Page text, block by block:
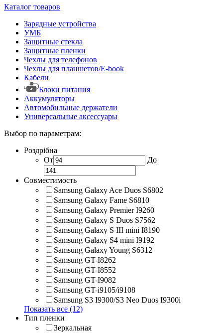
Каталог товаров
Зарядные устройства
УМБ
Защитные стекла
Защитные пленки
Чехлы для телефонов
Чехлы для планшетов/E-book
Кабели
Блоки питания
Аккумуляторы
Автомобильные держатели
Универсальные аксессуары
Выбор по параметрам:
Роздрібна
От
До
Совместимость
Samsung Galaxy Ace Duos S6802
Samsung Galaxy Fame S6810
Samsung Galaxy Premier I9260
Samsung Galaxy S Duos S7562
Samsung Galaxy S III mini I8190
Samsung Galaxy S4 mini I9192
Samsung Galaxy Young S6312
Samsung GT-I8262
Samsung GT-I8552
Samsung GT-I9082
Samsung GT-i9105/i9108
Samsung S3 I9300/S3 Neo Duos I9300i
Показать все (12)
Тип пленки
Зеркальная